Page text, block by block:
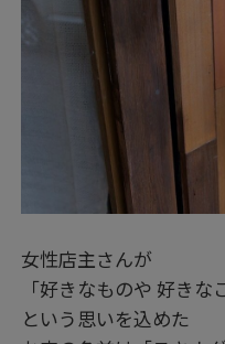
女性店主さんが
「好きなものや 好きな
という思いを込めた